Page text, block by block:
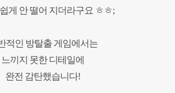
게 안 떨어 지더라구요 ㅎㅎ;
적인 방탈출 게임에서는
느끼지 못한 디테일에
완전 감탄했습니다!